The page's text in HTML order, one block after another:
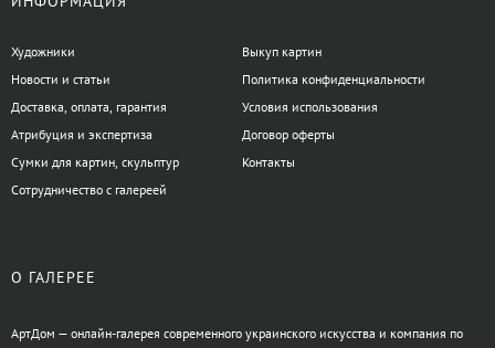
Художники
Новости и статьи
Доставка, оплата, гарантия
Атрибуция и экспертиза
Сумки для картин, скульптур
Сотрудничество с галереей
Выкуп картин
Политика конфиденциальности
Условия использования
Договор оферты
Контакты
О ГАЛЕРЕЕ
АртДом — онлайн-галерея современного украинского искусства и компания по